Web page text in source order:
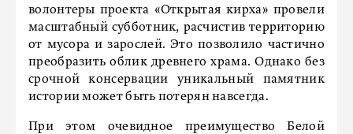
волонтеры проекта «Открытая кирха» провели
масштабный субботник, расчистив территорию
от мусора и зарослей. Это позволило частично
преобразить облик древнего храма. Однако без
срочной консервации уникальный памятник
истории может быть потерян навсегда.
При этом очевидное преимущество Белой